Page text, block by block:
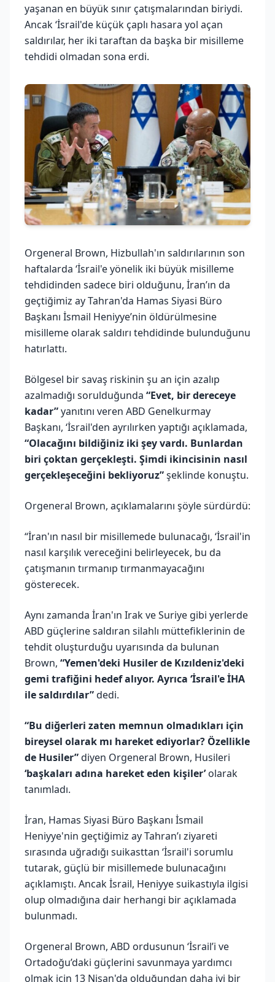
yaşanan en büyük sınır çatışmalarından biriydi.
Ancak ‘İsrail'de küçük çaplı hasara yol açan
saldırılar, her iki taraftan da başka bir misilleme
tehdidi olmadan sona erdi.
Orgeneral Brown, Hizbullah'ın saldırılarının son
haftalarda ‘İsrail'e yönelik iki büyük misilleme
tehdidinden sadece biri olduğunu, İran’ın da
geçtiğimiz ay Tahran'da Hamas Siyasi Büro
Başkanı İsmail Heniyye’nin öldürülmesine
misilleme olarak saldırı tehdidinde bulunduğunu
hatırlattı.
Bölgesel bir savaş riskinin şu an için azalıp
azalmadığı sorulduğunda “Evet, bir dereceye
kadar”yanıtını veren ABD Genelkurmay
Başkanı, ‘İsrail'den ayrılırken yaptığı açıklamada,
“Olacağını bildiğiniz iki şey vardı. Bunlardan
biri çoktan gerçekleşti. Şimdi ikincisinin nasıl
gerçekleşeceğini bekliyoruz”şeklinde konuştu.
Orgeneral Brown, açıklamalarını şöyle sürdürdü:
“İran'ın nasıl bir misillemede bulunacağı, ‘İsrail'in
nasıl karşılık vereceğini belirleyecek, bu da
çatışmanın tırmanıp tırmanmayacağını
gösterecek.
Aynı zamanda İran'ın Irak ve Suriye gibi yerlerde
ABD güçlerine saldıran silahlı müttefiklerinin de
tehdit oluşturduğu uyarısında da bulunan
Brown, “Yemen'deki Husiler de Kızıldeniz'deki
gemi trafiğini hedef alıyor. Ayrıca ‘İsrail'e İHA
ile saldırdılar”dedi.
“Bu diğerleri zaten memnun olmadıkları için
bireysel olarak mı hareket ediyorlar? Özellikle
de Husiler”diyen Orgeneral Brown, Husileri
‘başkaları adına hareket eden kişiler’olarak
tanımladı.
İran, Hamas Siyasi Büro Başkanı İsmail
Heniyye'nin geçtiğimiz ay Tahran’ı ziyareti
sırasında uğradığı suikasttan ‘İsrail'i sorumlu
tutarak, güçlü bir misillemede bulunacağını
açıklamıştı. Ancak İsrail, Heniyye suikastıyla ilgisi
olup olmadığına dair herhangi bir açıklamada
bulunmadı.
Orgeneral Brown, ABD ordusunun ‘İsrail’i ve
Ortadoğu’daki güçlerini savunmaya yardımcı
olmak için 13 Nisan'da olduğundan daha iyi bir